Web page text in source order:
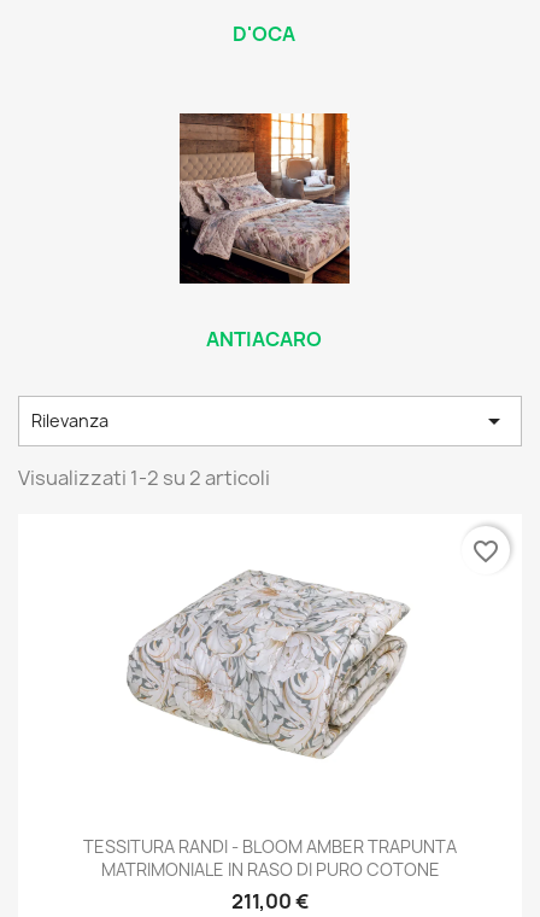
D'OCA
ANTIACARO
Rilevanza 
Visualizzati 1-2 su 2 articoli
TESSITURA RANDI - BLOOM AMBER TRAPUNTA
MATRIMONIALE IN RASO DI PURO COTONE
211,00 €
favorite_border